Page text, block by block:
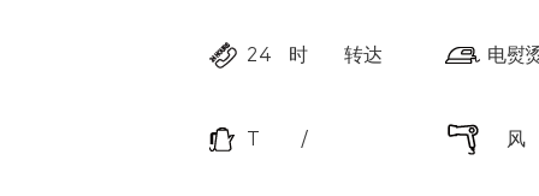
24小时信息转达 电熨
T 接口/茶包 吹风